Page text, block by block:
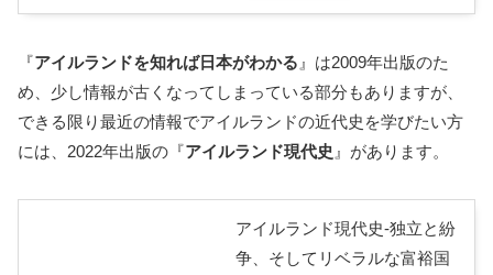
『アイルランドを知れば日本がわかる 』は2009年出版のた
め、少し情報が古くなってしまっている部分もありますが、
できる限り最近の情報でアイルランドの近代史を学びたい方
には、2022年出版の『アイルランド現代史 』があります。
アイルランド現代史-独立と紛
争、そしてリベラルな富裕国